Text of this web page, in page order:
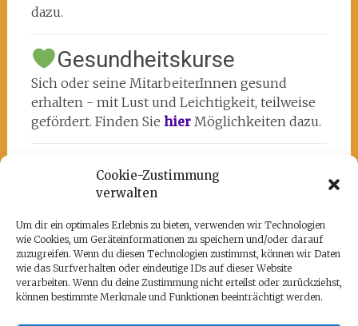
Cookie-Zustimmung
verwalten
Um dir ein optimales Erlebnis zu bieten, verwenden wir Technologien
wie Cookies, um Geräteinformationen zu speichern und/oder darauf
zuzugreifen. Wenn du diesen Technologien zustimmst, können wir Daten
wie das Surfverhalten oder eindeutige IDs auf dieser Website
verarbeiten. Wenn du deine Zustimmung nicht erteilst oder zurückziehst,
können bestimmte Merkmale und Funktionen beeinträchtigt werden.
dazu.
Gesundheitskurse
Sich oder seine MitarbeiterInnen gesund
erhalten - mit Lust und Leichtigkeit, teilweise
gefördert. Finden Sie hier Möglichkeiten dazu.
Unsere Partner
Hier befindet sich das kulturell-kreative und
künstlerische ♥️von Potsdam:www.rz-